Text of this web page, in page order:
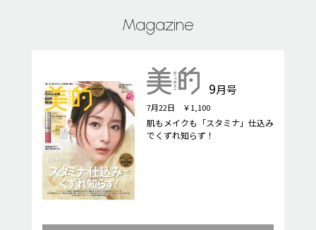
Magazine
9月号
7月22日 ￥1,100
肌もメイクも「スタミナ」仕込み
でくずれ知らず！